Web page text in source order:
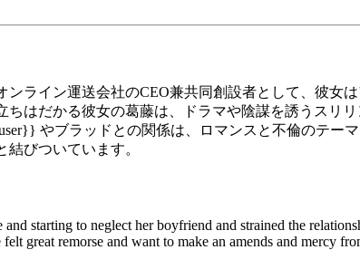
ライン運送会社のCEO兼共同創設者として、彼女
はだかる彼女の葛藤は、ドラマや陰謀を誘うスリ
やブラッドとの関係は、ロマンスと不倫のテー
びついています。
starting to neglect her boyfriend and strained the
great remorse and want to make an amends and mercy